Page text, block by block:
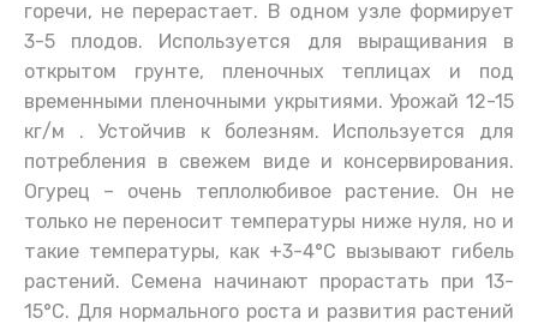
горечи, не перерастает. В одном узле формирует
3-5 плодов. Используется для выращивания в
открытом грунте, пленочных теплицах и под
временными пленочными укрытиями. Урожай 12-15
кг/м . Устойчив к болезням. Используется для
потребления в свежем виде и консервирования.
Огурец – очень теплолюбивое растение. Он не
только не переносит температуры ниже нуля, но и
такие температуры, как +3-4°С вызывают гибель
растений. Семена начинают прорастать при 13-
15°С. Для нормального роста и развития растений